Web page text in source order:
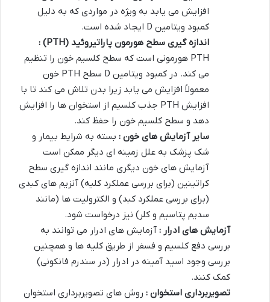
افزایش می یابد به ویژه در مواردی که به دلیل
کمبود ویتامین D ایجاد شده است.
اندازه گیری سطح هورمون پاراتیروئید (PTH) :
PTH هورمونی است که سطح کلسیم خون را تنظیم
می کند. در کمبود ویتامین D سطح PTH خون
معمولاً افزایش می یابد زیرا بدن تلاش می کند تا با
افزایش PTH جذب کلسیم از استخوان ها را افزایش
دهد و سطح کلسیم خون را حفظ کند.
سایر آزمایش های خون : بسته به شرایط بیمار و
شک پزشک به علل زمینه ای دیگر ممکن است
آزمایش های خون دیگری مانند اندازه گیری سطح
کراتینین (برای بررسی عملکرد کلیه) آنزیم های کبدی
(برای بررسی عملکرد کبد) و الکترولیت ها (مانند
سدیم پتاسیم و کلر) نیز درخواست شود.
آزمایش های ادرار : آزمایش های ادرار می توانند به
بررسی دفع کلسیم و فسفر از طریق کلیه ها و همچنین
بررسی وجود اسید آمینه در ادرار (در سندرم فانکونی)
کمک کنند.
تصویربرداری استخوان : روش های تصویربرداری استخوان